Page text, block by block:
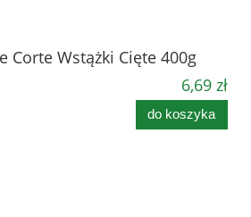
Corte Wstążki Cięte 400g
6,69 zł
do koszyka